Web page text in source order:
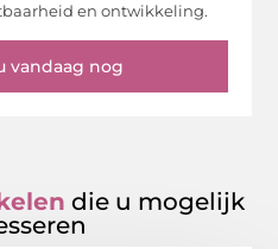
en ontwikkeling.
vandaag nog
die u mogelijk